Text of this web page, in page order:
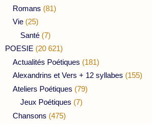
Romans (81)
Vie (25)
Santé (7)
POESIE (20 621)
Actualités Poétiques (181)
Alexandrins et Vers + 12 syllabes (155)
Ateliers Poétiques (79)
Jeux Poétiques (7)
Chansons (475)